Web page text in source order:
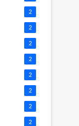
2
2
2
2
2
2
2
2